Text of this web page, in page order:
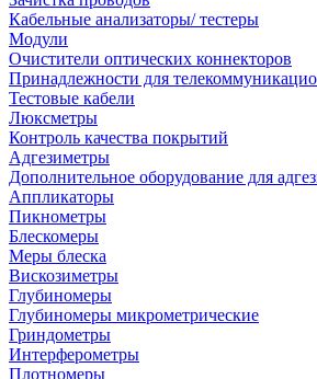
Кабельные анализаторы/ тестеры
Модули
Очистители оптических коннекторов
Принадлежности для
Тестовые кабели
Люксметры
Контроль качества покрытий
Адгезиметры
Дополнительное оборудование для
Аппликаторы
Пикнометры
Блескомеры
Меры блеска
Вискозиметры
Глубиномеры
Глубиномеры микрометрические
Гриндометры
Интерферометры
Плотномеры